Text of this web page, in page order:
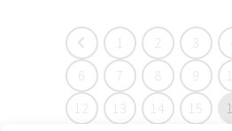
1 2 3
7 8
12
13 14 15